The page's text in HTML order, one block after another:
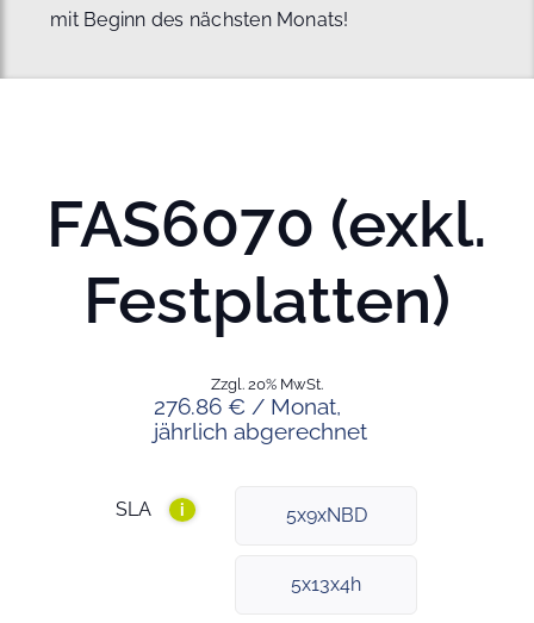
mit Beginn des nächsten Monats!
FAS6070 (exkl.
Festplatten)
276.86 € / Monat,
jährlich abgerechnet
Zzgl. 20% MwSt.
SLA i 5x9xNBD
5x13x4h